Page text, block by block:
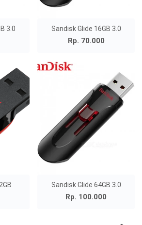
3.0 Sandisk Glide 16GB 3.0
Rp. 70.000
Sandisk Glide 64GB 3.0
Rp. 100.000